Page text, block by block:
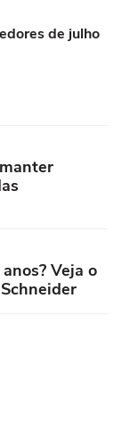
de julho
Veja o